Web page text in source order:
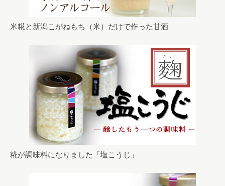
米糀と新潟こがねもち（米）だけで作った甘酒
糀が調味料になりました「塩こうじ」